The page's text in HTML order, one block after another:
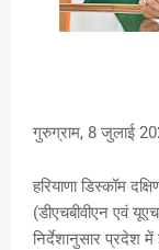
गुरुग्राम, 8 जुलाई
हरियाणा डिस्कॉम
(डीएचबीवीएन एवं
निर्देशानुसार प्रदेश